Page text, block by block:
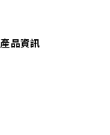
產品資訊